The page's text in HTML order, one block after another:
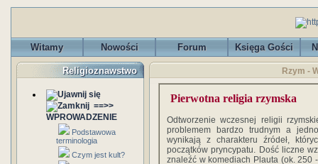
Witamy Nowości Forum Księga Gości
Religioznawstwo
==>>
WPROWADZENIE
Podstawowa
terminologia
Czym jest kult?
Rzym -
Pierwotna religia rzymska
Odtworzenie wczesnej religii
problemem bardzo trudnym a
wynikają z charakteru źródeł,
początków pryncypatu. Dość liczne
znaleźć w komediach Plauta (ok. 250